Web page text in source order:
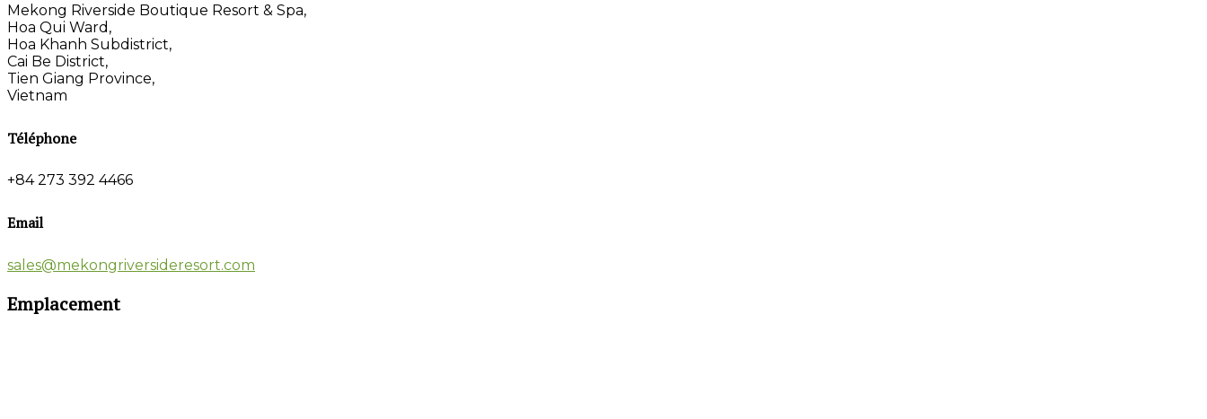
Mekong Riverside Boutique Resort & Spa,
Hoa Qui Ward,
Hoa Khanh Subdistrict,
Cai Be District,
Tien Giang Province,
Vietnam
Téléphone
+84 273 392 4466
Email
sales@mekongriversideresort.com
Emplacement